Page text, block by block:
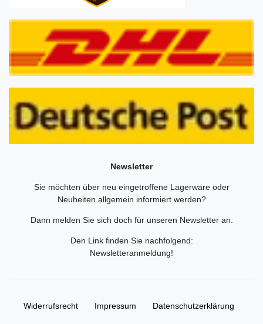
Newsletter
Sie möchten über neu eingetroffene Lagerware oder
Neuheiten allgemein informiert werden?
Dann melden Sie sich doch für unseren Newsletter an.
Den Link finden Sie nachfolgend:
Newsletteranmeldung!
Widerrufs­recht Impressum Daten­schutz­erklärung